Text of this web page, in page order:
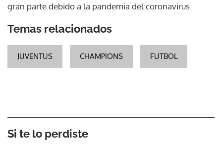
gran parte debido a la pandemia del coronavirus.
Temas relacionados
JUVENTUS CHAMPIONS FUTBOL
Si te lo perdiste